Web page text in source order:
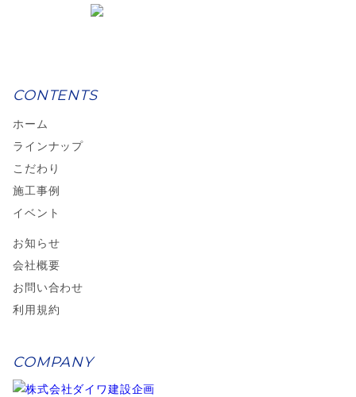
CONTENTS
ホーム
ラインナップ
こだわり
施工事例
イベント
お知らせ
会社概要
お問い合わせ
利用規約
COMPANY